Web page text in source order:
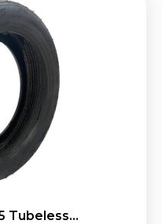
Tubeless...